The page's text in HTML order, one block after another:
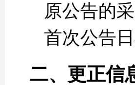
原公告的
首次公告
二、更正信